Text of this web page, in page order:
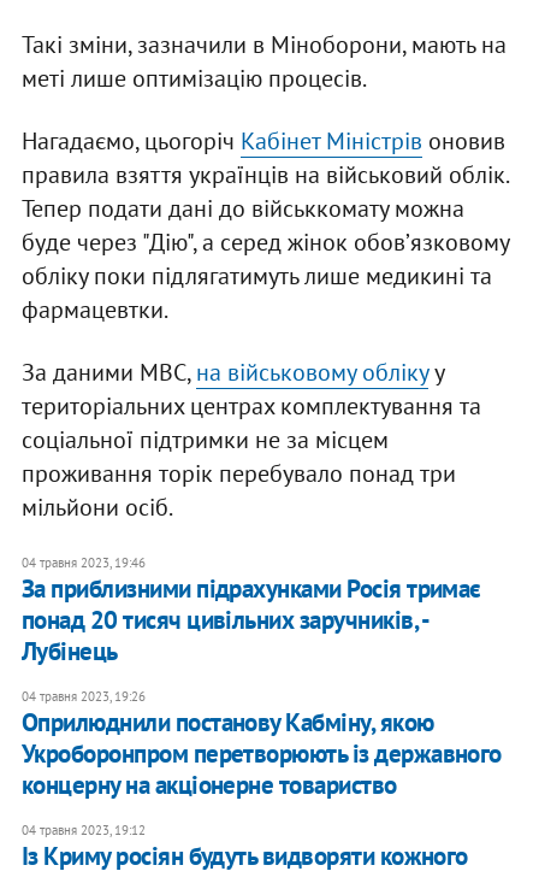
Такі зміни, зазначили в Міноборони, мають на
меті лише оптимізацію процесів.
Нагадаємо, цьогоріч Кабінет Міністрів оновив
правила взяття українців на військовий облік.
Тепер подати дані до військкомату можна
буде через "Дію", а серед жінок обовʼязковому
обліку поки підлягатимуть лише медикині та
фармацевтки.
За даними МВС,на військовому облікуу
територіальних центрах комплектування та
соціальної підтримки не за місцем
проживання торік перебувало понад три
мільйони осіб.
04 травня 2023, 19:46
За приблизними підрахунками Росія тримає
понад 20 тисяч цивільних заручників, -
Лубінець
04 травня 2023, 19:26
Оприлюднили постанову Кабміну, якою
Укроборонпром перетворюють із державного
концерну на акціонерне товариство
04 травня 2023, 19:12
Із Криму росіян будуть видворяти кожного